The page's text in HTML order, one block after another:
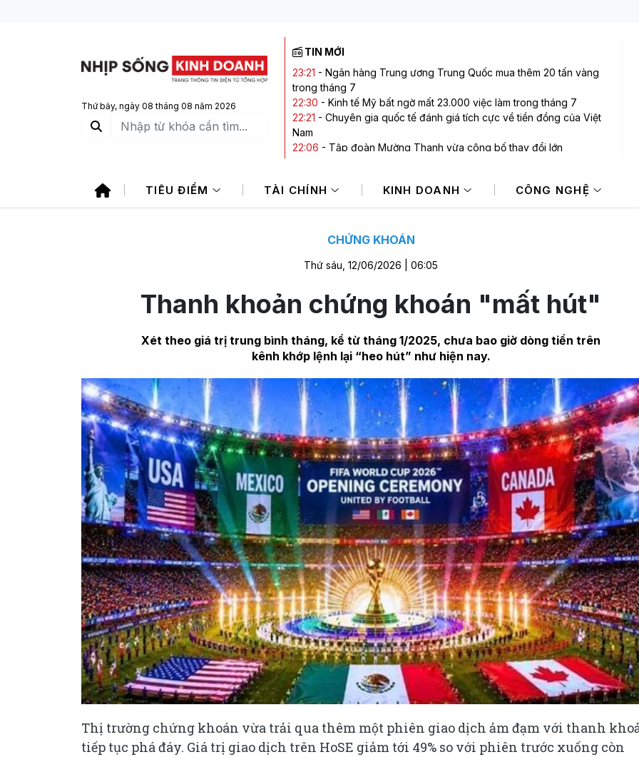
Thứ bảy, ngày 08 tháng 08 năm 2026
TIN MỚI
23:21 - Ngân hàng Trung ương Trung Quốc mua thêm 20 tấn vàng
trong tháng 7
22:30 - Kinh tế Mỹ bất ngờ mất 23.000 việc làm trong tháng 7
22:21 - Chuyên gia quốc tế đánh giá tích cực về tiền đồng của Việt
Nam
22:06 - Tập đoàn Mường Thanh vừa công bố thay đổi lớn
CTCK "xả" mã nào mạnh nhất?
TIÊU ĐIỂM TÀI CHÍNH KINH DOANH CÔNG NGHỆ
CHỨNG KHOÁN
Thứ sáu, 12/06/2026 | 06:05
Thanh khoản chứng khoán "mất hút"
Xét theo giá trị trung bình tháng, kể từ tháng 1/2025, chưa bao giờ dòng tiền trên
kênh khớp lệnh lại “heo hút” như hiện nay.
Thị trường chứng khoán vừa trải qua thêm một phiên giao dịch ảm đạm với thanh
tiếp tục phá đáy. Giá trị giao dịch trên HoSE giảm tới 49% so với phiên trước xuống còn